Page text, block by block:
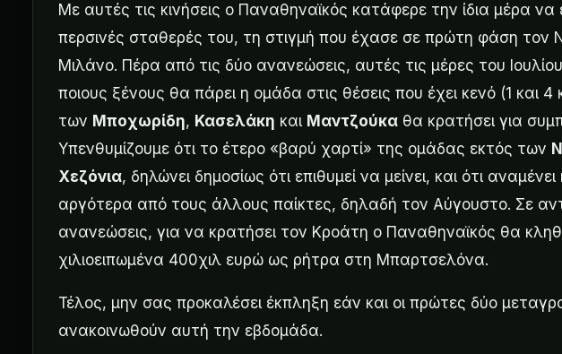
Με αυτές τις κινήσεις ο Παναθηναϊκός κατάφερε την ίδια μέρα να
περσινές σταθερές του, τη στιγμή που έχασε σε πρώτη φάση τον
Μιλάνο. Πέρα από τις δύο ανανεώσεις, αυτές τις μέρες του
ποιους ξένους θα πάρει η ομάδα στις θέσεις που έχει κενό (1 και 4
των Μποχωρίδη, Κασελάκη και Μαντζούκα θα κρατήσει για
Υπενθυμίζουμε ότι το έτερο «βαρύ χαρτί» της ομάδας εκτός των
Χεζόνια, δηλώνει δημοσίως ότι επιθυμεί να μείνει, και ότι
αργότερα από τους άλλους παίκτες, δηλαδή τον Αύγουστο. Σε
ανανεώσεις, για να κρατήσει τον Κροάτη ο Παναθηναϊκός θα
χιλιοειπωμένα 400χιλ ευρώ ως ρήτρα στη Μπαρτσελόνα.
Τέλος, μην σας προκαλέσει έκπληξη εάν και οι πρώτες δύο
ανακοινωθούν αυτή την εβδομάδα.